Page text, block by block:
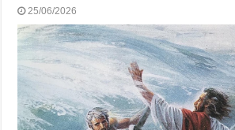
25/06/2026